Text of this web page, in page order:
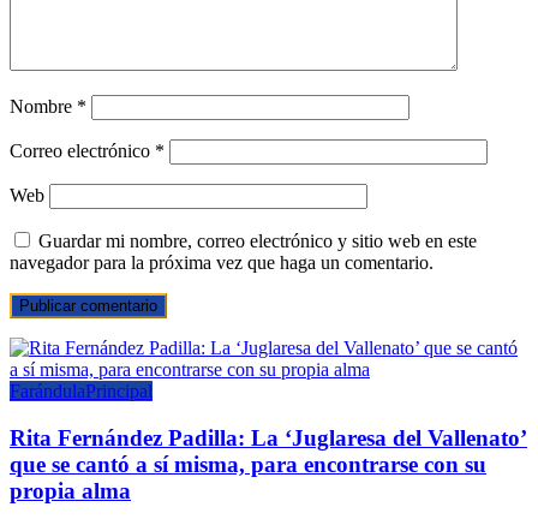
Nombre *
Correo electrónico *
Web
Guardar mi nombre, correo electrónico y sitio web en este
navegador para la próxima vez que haga un comentario.
FarándulaPrincipal
Rita Fernández Padilla: La ‘Juglaresa del Vallenato’
que se cantó a sí misma, para encontrarse con su
propia alma